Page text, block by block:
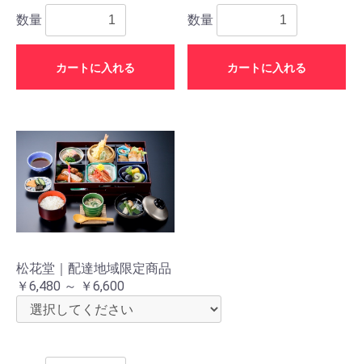
数量
カートに入れる
数量
カートに入れる
松花堂｜配達地域限定商品
￥6,480 ～ ￥6,600